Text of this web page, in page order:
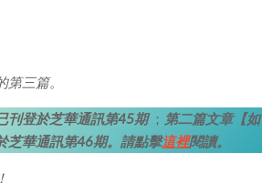
三篇。
刊登於芝華通訊第45期 ； 第二篇文章【如
芝華通訊第46期。請點擊這裡閱讀。